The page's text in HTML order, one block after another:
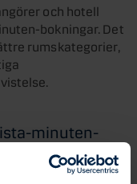
och hotell
bokningar. Det
rumskategorier,
minuten-
erbjudanden.